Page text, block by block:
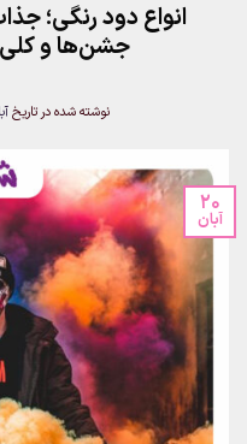
انواع دود رنگی؛
جشن‌ها و کلی
نوشته شده در تاریخ
20
آبان